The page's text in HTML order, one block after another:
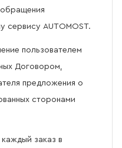
сервису AUTOMOST.
пользователем
Договором,
предложения о
сторонами
заказ в